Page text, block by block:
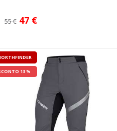
55 € 47 €
13 %